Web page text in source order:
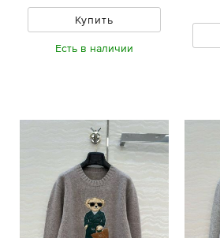
Купить
Есть в наличии